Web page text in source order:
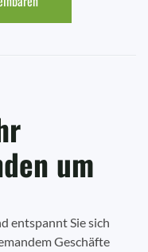
um
entspannt Sie sich
Geschäfte